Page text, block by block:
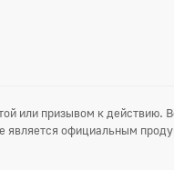
или призывом к
является официальным